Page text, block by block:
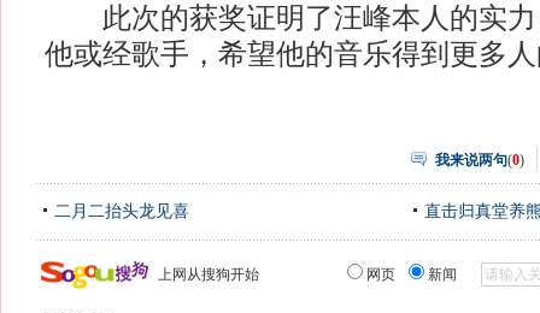
此次的获奖证明了汪峰本人的实力
他或经歌手，希望他的音乐得到更多
我来说两句(0)
二月二抬头龙见喜 直击归真堂养
上网从搜狗开始 网页 新闻